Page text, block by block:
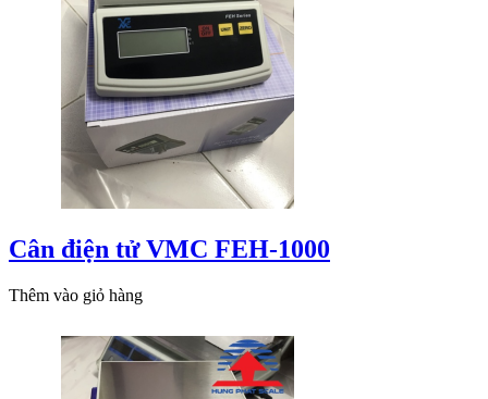
Cân điện tử VMC FEH-1000
Thêm vào giỏ hàng